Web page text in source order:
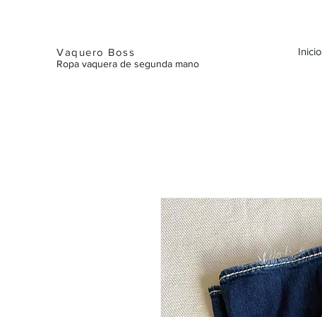
Vaquero Boss
Ropa vaquera de segunda mano
Inicio